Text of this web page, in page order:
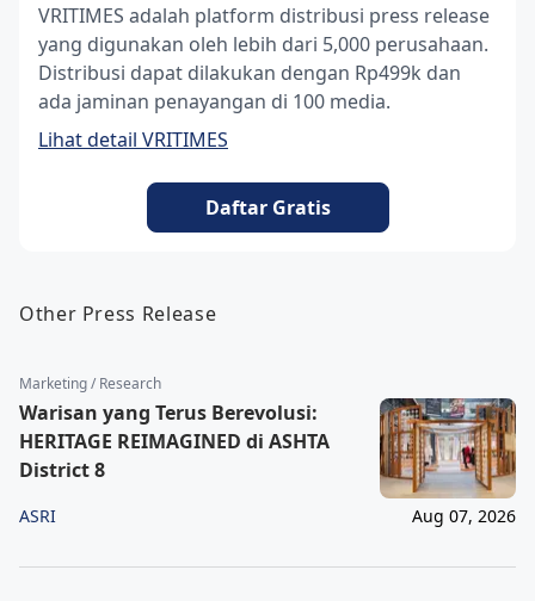
VRITIMES adalah platform distribusi press release
yang digunakan oleh lebih dari 5,000 perusahaan.
Distribusi dapat dilakukan dengan Rp499k dan
ada jaminan penayangan di 100 media.
Lihat detail VRITIMES
Daftar Gratis
Other Press Release
Marketing / Research
Warisan yang Terus Berevolusi:
HERITAGE REIMAGINED di ASHTA
District 8
ASRI Aug 07, 2026